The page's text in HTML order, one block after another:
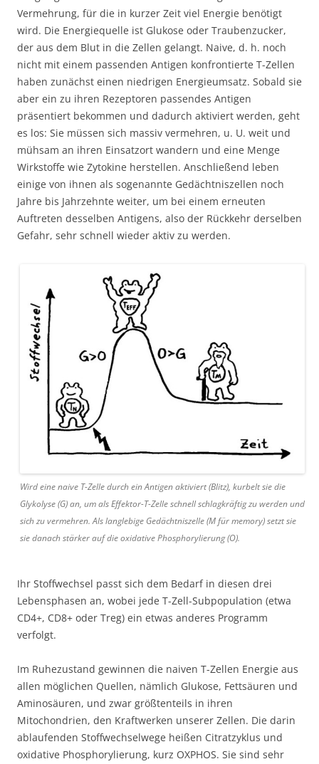
Vermehrung, für die in kurzer Zeit viel Energie benötigt
wird. Die Energiequelle ist Glukose oder Traubenzucker,
der aus dem Blut in die Zellen gelangt. Naive, d. h. noch
nicht mit einem passenden Antigen konfrontierte T-Zellen
haben zunächst einen niedrigen Energieumsatz. Sobald sie
aber ein zu ihren Rezeptoren passendes Antigen
präsentiert bekommen und dadurch aktiviert werden, geht
es los: Sie müssen sich massiv vermehren, u. U. weit und
mühsam an ihren Einsatzort wandern und eine Menge
Wirkstoffe wie Zytokine herstellen. Anschließend leben
einige von ihnen als sogenannte Gedächtniszellen noch
Jahre bis Jahrzehnte weiter, um bei einem erneuten
Auftreten desselben Antigens, also der Rückkehr derselben
Gefahr, sehr schnell wieder aktiv zu werden.
Wird eine naive T-Zelle durch ein Antigen aktiviert (Blitz), kurbelt sie die
Glykolyse (G) an, um als Effektor-T-Zelle schnell schlagkräftig zu werden und
sich zu vermehren. Als langlebige Gedächtniszelle (M für memory) setzt sie
sie danach stärker auf die oxidative Phosphorylierung (O).
Ihr Stoffwechsel passt sich dem Bedarf in diesen drei
Lebensphasen an, wobei jede T-Zell-Subpopulation (etwa
CD4+, CD8+ oder Treg) ein etwas anderes Programm
verfolgt.
Im Ruhezustand gewinnen die naiven T-Zellen Energie aus
allen möglichen Quellen, nämlich Glukose, Fettsäuren und
Aminosäuren, und zwar größtenteils in ihren
Mitochondrien, den Kraftwerken unserer Zellen. Die darin
ablaufenden Stoffwechselwege heißen Citratzyklus und
oxidative Phosphorylierung, kurz OXPHOS. Sie sind sehr